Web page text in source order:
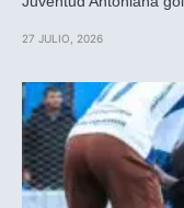
27 JULIO, 2026